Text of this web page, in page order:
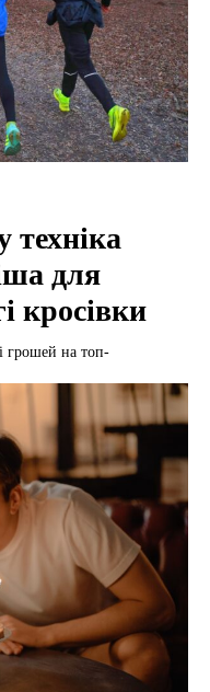
техніка
для
кросівки
грошей на топ-